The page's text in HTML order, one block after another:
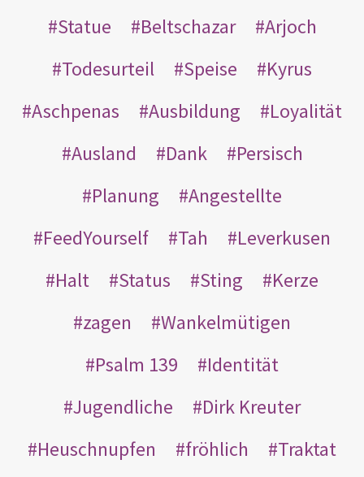
Statue
Beltschazar
Arjoch
Todesurteil
Speise
Kyrus
Aschpenas
Ausbildung
Loyalität
Ausland
Dank
Persisch
Planung
Angestellte
FeedYourself
Tah
Leverkusen
Halt
Status Sting
Kerze
zagen
Wankelmütigen
Psalm 139
Identität
Jugendliche
Dirk Kreuter
Heuschnupfen
fröhlich
Traktat